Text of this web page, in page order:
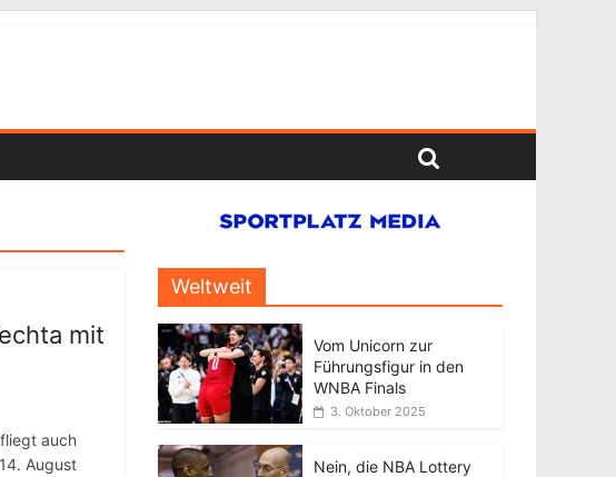
mit
auch
August
Weltweit
Vom Unicorn zur
Führungsfigur in den
WNBA Finals
3. Oktober 2025
Nein, die NBA Lottery